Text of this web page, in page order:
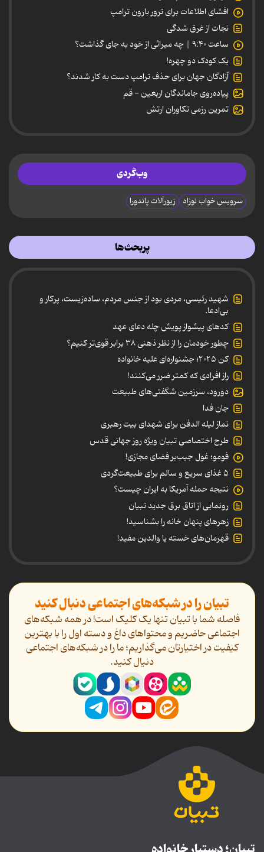
افشای اطلاعات برای ترور بارون ترامپ
نجات از غرق شدگی
ساعت ۹:۴۰ | چه میراثی از خود به جای گذاشت؟
یک کودک دو چهره!
آزادگان جهان برای حذف ترامپ دست به کار شدند؟
پیاده‌روی جاماندگان اربعین - قم
تمرین رزمی تکاوران ارتش
وب‌گردی
سرویس خواب نوزاد زیورآلات پاندورا
پربحث‌ها
شهید رئیسی، مردی بود از جنس مردم، ساده‌زیست، پرکار و
بی‌ادعا.
کدهای پیشواز پویش چله دعای عهد
چطور خودمان را از نظر ذهنی ۳۸ برابر قوی‌تر کنیم؟
کن ۲۰۲۵؛ جشنواره‌ای علیه خانواده
راز افرادی که کمتر ضرر می‌کنند!
دورود، سرزمین شگفتی‌های طبیعت
جان فدا
نماز لیله الدفن برای شهدای بیت رهبری
طرح اختصاصی تبیان ویژه روز جهانی قدس
فومو؛ غول جیب‌بر فضای مجازی!
۵ غذای سریع و سالم برای طبیعت‌گردی
نتیجه حمله آمریکا به ایران چیست؟
رونمایی از اتاق برق جدید تبیان
زهرهای پنهان خانه را بشناسید!
قهرمان‌های خسته یا والدین مفید!
تبیان را در شبکه‌های اجتماعی دنبال کنید
فاصله شما با تبیان تنها یک کلیک است! در همه شبکه‌های
اجتماعی حاضریم و محتواهای داغ و دسته اول را با بهترین
کیفیت در اختیارتان می‌گذاریم؛ ما را در شبکه‌های اجتماعی
دنیال کنید.